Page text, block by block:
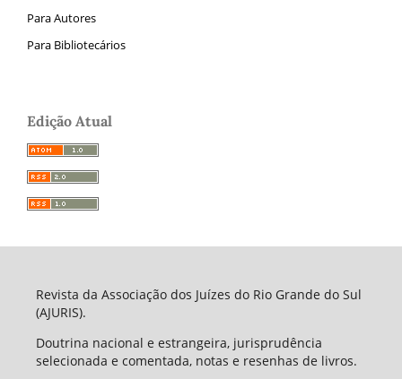
Para Autores
Para Bibliotecários
Edição Atual
Revista da Associação dos Juízes do Rio Grande do Sul
(AJURIS).
Doutrina nacional e estrangeira, jurisprudência
selecionada e comentada, notas e resenhas de livros.